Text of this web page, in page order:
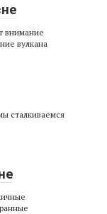
внимание
вулкана
сталкиваемся